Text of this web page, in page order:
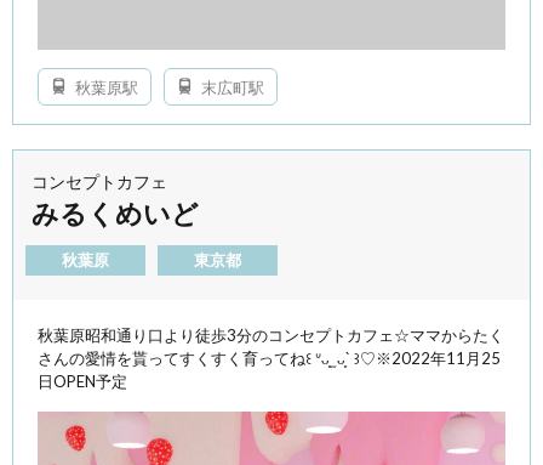
秋葉原駅 末広町駅
コンセプトカフェ
みるくめいど
秋葉原 東京都
秋葉原昭和通り口より徒歩3分のコンセプトカフェ☆ママからたく
さんの愛情を貰ってすくすく育ってね꒰ ᐡᴗ͈ ̫ ᴗ͈` ꒱♡※2022年11月25
日OPEN予定